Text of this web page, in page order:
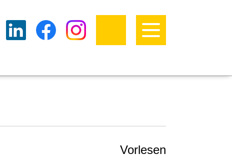
Vorlesen